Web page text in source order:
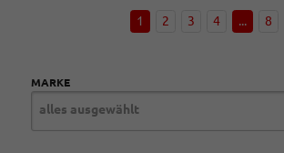
1 2 3 4 ... 8
MARKE
alles ausgewählt